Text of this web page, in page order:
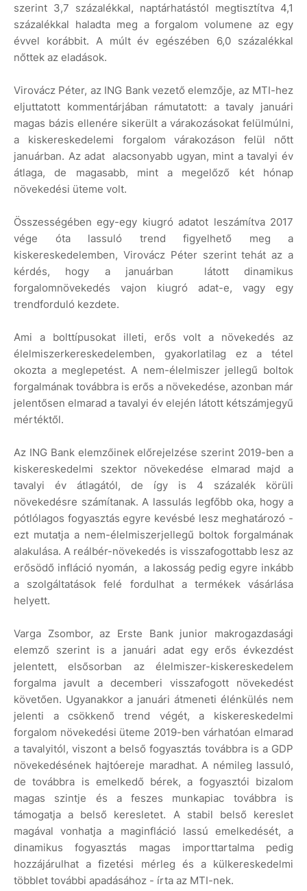
szerint 3,7 százalékkal, naptárhatástól megtisztítva 4,1
százalékkal haladta meg a forgalom volumene az egy
évvel korábbit. A múlt év egészében 6,0 százalékkal
nőttek az eladások.
Virovácz Péter, az ING Bank vezető elemzője, az MTI-hez
eljuttatott kommentárjában rámutatott: a tavaly januári
magas bázis ellenére sikerült a várakozásokat felülmúlni,
a kiskereskedelemi forgalom várakozáson felül nőtt
januárban. Az adat alacsonyabb ugyan, mint a tavalyi év
átlaga, de magasabb, mint a megelőző két hónap
növekedési üteme volt.
Összességében egy-egy kiugró adatot leszámítva 2017
vége óta lassuló trend figyelhető meg a
kiskereskedelemben, Virovácz Péter szerint tehát az a
kérdés, hogy a januárban látott dinamikus
forgalomnövekedés vajon kiugró adat-e, vagy egy
trendforduló kezdete.
Ami a bolttípusokat illeti, erős volt a növekedés az
élelmiszerkereskedelemben, gyakorlatilag ez a tétel
okozta a meglepetést. A nem-élelmiszer jellegű boltok
forgalmának továbbra is erős a növekedése, azonban már
jelentősen elmarad a tavalyi év elején látott kétszámjegyű
mértéktől.
Az ING Bank elemzőinek előrejelzése szerint 2019-ben a
kiskereskedelmi szektor növekedése elmarad majd a
tavalyi év átlagától, de így is 4 százalék körüli
növekedésre számítanak. A lassulás legfőbb oka, hogy a
pótlólagos fogyasztás egyre kevésbé lesz meghatározó -
ezt mutatja a nem-élelmiszerjellegű boltok forgalmának
alakulása. A reálbér-növekedés is visszafogottabb lesz az
erősödő infláció nyomán, a lakosság pedig egyre inkább
a szolgáltatások felé fordulhat a termékek vásárlása
helyett.
Varga Zsombor, az Erste Bank junior makrogazdasági
elemző szerint is a januári adat egy erős évkezdést
jelentett, elsősorban az élelmiszer-kiskereskedelem
forgalma javult a decemberi visszafogott növekedést
követően. Ugyanakkor a januári átmeneti élénkülés nem
jelenti a csökkenő trend végét, a kiskereskedelmi
forgalom növekedési üteme 2019-ben várhatóan elmarad
a tavalyitól, viszont a belső fogyasztás továbbra is a GDP
növekedésének hajtóereje maradhat. A némileg lassuló,
de továbbra is emelkedő bérek, a fogyasztói bizalom
magas szintje és a feszes munkapiac továbbra is
támogatja a belső keresletet. A stabil belső kereslet
magával vonhatja a maginfláció lassú emelkedését, a
dinamikus fogyasztás magas importtartalma pedig
hozzájárulhat a fizetési mérleg és a külkereskedelmi
többlet további apadásához - írta az MTI-nek.